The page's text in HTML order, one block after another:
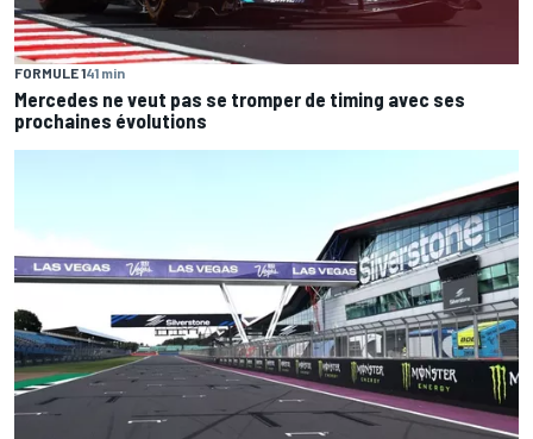
FORMULE 141 min
Mercedes ne veut pas se tromper de timing avec ses
prochaines évolutions